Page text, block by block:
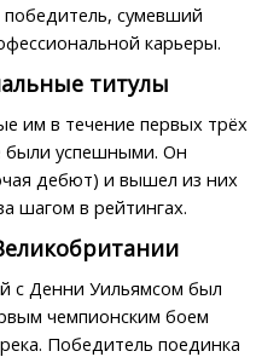
сумевший
карьеры.
титулы
им в течение первых трёх
были успешными. Он
дебют) и вышел из них
шагом в рейтингах.
с Денни Уильямсом был
чемпионским боем
Победитель поединка